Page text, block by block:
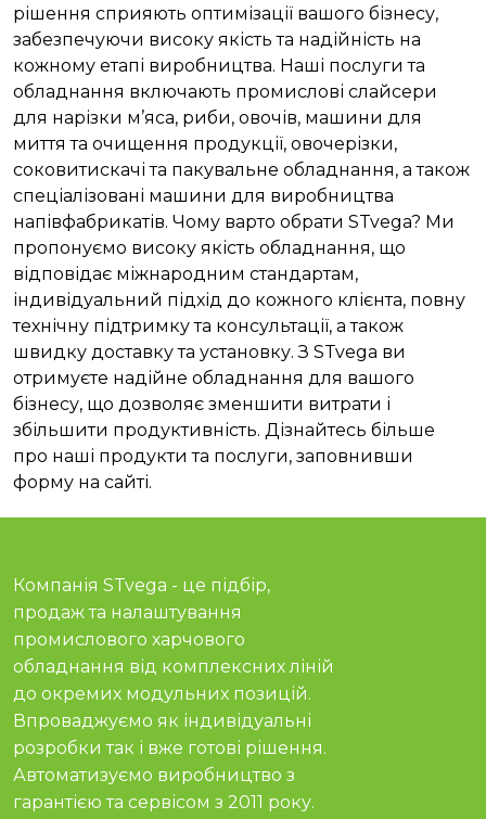
рішення сприяють оптимізації вашого бізнесу,
забезпечуючи високу якість та надійність на
кожному етапі виробництва. Наші послуги та
обладнання включають промислові слайсери
для нарізки м’яса, риби, овочів, машини для
миття та очищення продукції, овочерізки,
соковитискачі та пакувальне обладнання, а також
спеціалізовані машини для виробництва
напівфабрикатів. Чому варто обрати STvega? Ми
пропонуємо високу якість обладнання, що
відповідає міжнародним стандартам,
індивідуальний підхід до кожного клієнта, повну
технічну підтримку та консультації, а також
швидку доставку та установку. З STvega ви
отримуєте надійне обладнання для вашого
бізнесу, що дозволяє зменшити витрати і
збільшити продуктивність. Дізнайтесь більше
про наші продукти та послуги, заповнивши
форму на сайті.
Компанія STvega - це підбір,
продаж та налаштування
промислового харчового
обладнання від комплексних ліній
до окремих модульних позицій.
Впроваджуємо як індивідуальні
розробки так і вже готові рішення.
Автоматизуємо виробництво з
гарантією та сервісом з 2011 року.